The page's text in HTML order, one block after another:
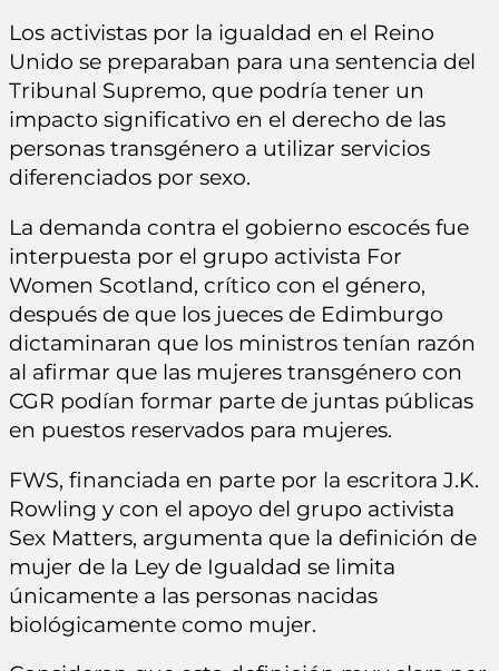
Los activistas por la igualdad en el Reino
Unido se preparaban para una sentencia del
Tribunal Supremo, que podría tener un
impacto significativo en el derecho de las
personas transgénero a utilizar servicios
diferenciados por sexo.
La demanda contra el gobierno escocés fue
interpuesta por el grupo activista For
Women Scotland, crítico con el género,
después de que los jueces de Edimburgo
dictaminaran que los ministros tenían razón
al afirmar que las mujeres transgénero con
CGR podían formar parte de juntas públicas
en puestos reservados para mujeres.
FWS, financiada en parte por la escritora J.K.
Rowling y con el apoyo del grupo activista
Sex Matters, argumenta que la definición de
mujer de la Ley de Igualdad se limita
únicamente a las personas nacidas
biológicamente como mujer.